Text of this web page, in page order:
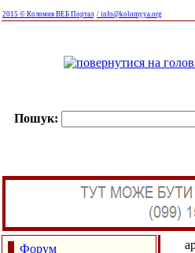
2015 © Коломия ВЕБ Портал / info@kolomyya.org
Пошук:
Форум